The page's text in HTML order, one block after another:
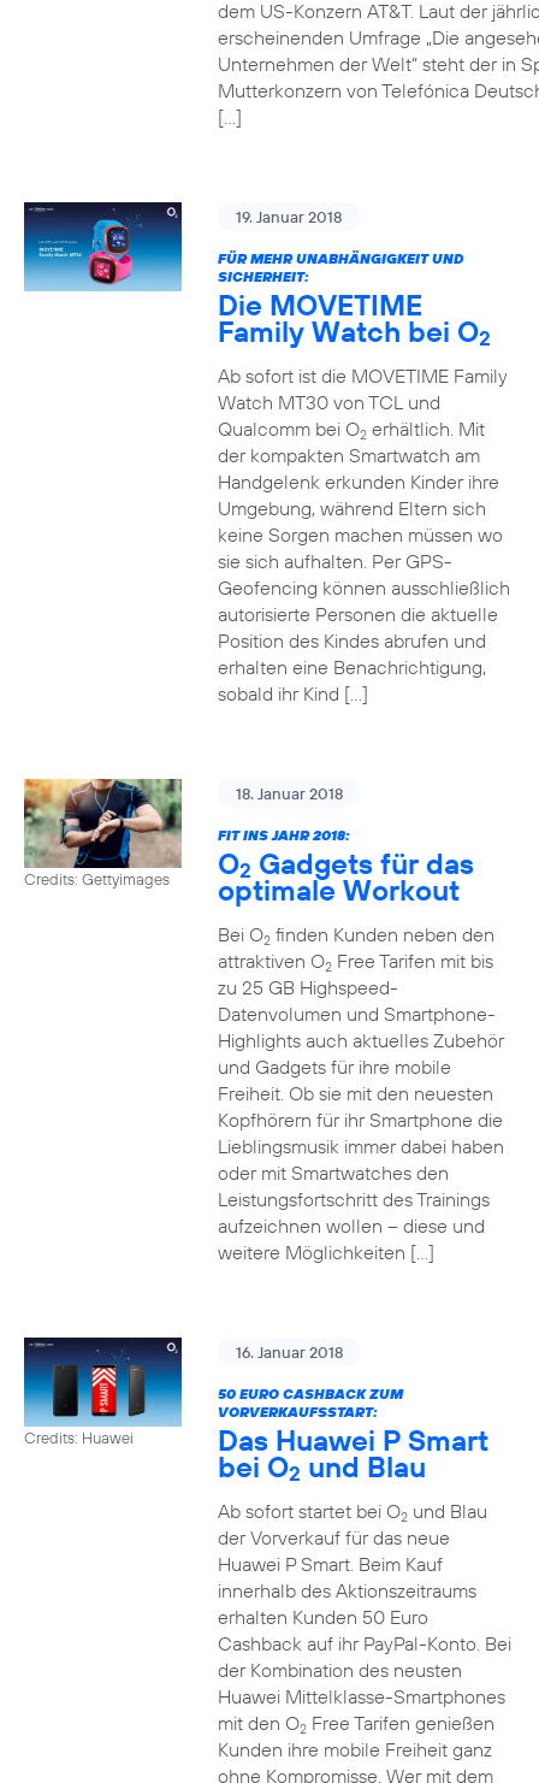
dem US-Konzern AT&T. Laut der
erscheinenden Umfrage „Die
Unternehmen der Welt“ steht der in
Mutterkonzern von Telefónica
[…]
19. Januar 2018
FÜR MEHR UNABHÄNGIGKEIT UND
SICHERHEIT:
Die MOVETIME
Family Watch bei O2
Ab sofort ist die MOVETIME Family
Watch MT30 von TCL und
Qualcomm bei O2erhältlich. Mit
der kompakten Smartwatch am
Handgelenk erkunden Kinder ihre
Umgebung, während Eltern sich
keine Sorgen machen müssen wo
sie sich aufhalten. Per GPS-
Geofencing können ausschließlich
autorisierte Personen die aktuelle
Position des Kindes abrufen und
erhalten eine Benachrichtigung,
sobald ihr Kind […]
Credits: Gettyimages
18. Januar 2018
FIT INS JAHR 2018:
O2 Gadgets für das
optimale Workout
Bei O2finden Kunden neben den
attraktiven O2Free Tarifen mit bis
zu 25 GB Highspeed-
Datenvolumen und Smartphone-
Highlights auch aktuelles Zubehör
und Gadgets für ihre mobile
Freiheit. Ob sie mit den neuesten
Kopfhörern für ihr Smartphone die
Lieblingsmusik immer dabei haben
oder mit Smartwatches den
Leistungsfortschritt des Trainings
aufzeichnen wollen – diese und
weitere Möglichkeiten […]
Credits: Huawei
16. Januar 2018
50 EURO CASHBACK ZUM
VORVERKAUFSSTART:
Das Huawei P Smart
bei O2 und Blau
Ab sofort startet bei O2und Blau
der Vorverkauf für das neue
Huawei P Smart. Beim Kauf
innerhalb des Aktionszeitraums
erhalten Kunden 50 Euro
Cashback auf ihr PayPal-Konto. Bei
der Kombination des neusten
Huawei Mittelklasse-Smartphones
mit den O2Free Tarifen genießen
Kunden ihre mobile Freiheit ganz
ohne Kompromisse. Wer mit dem